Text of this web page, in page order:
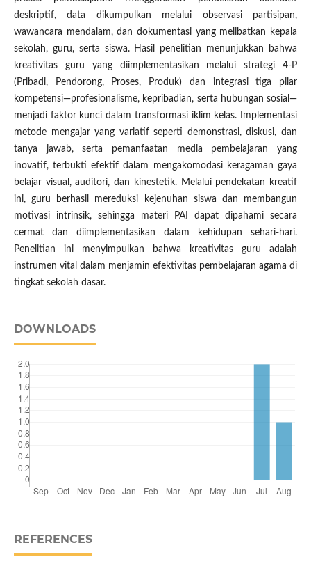
deskriptif, data dikumpulkan melalui observasi partisipan,
wawancara mendalam, dan dokumentasi yang melibatkan kepala
sekolah, guru, serta siswa. Hasil penelitian menunjukkan bahwa
kreativitas guru yang diimplementasikan melalui strategi 4-P
(Pribadi, Pendorong, Proses, Produk) dan integrasi tiga pilar
kompetensi—profesionalisme, kepribadian, serta hubungan sosial—
menjadi faktor kunci dalam transformasi iklim kelas. Implementasi
metode mengajar yang variatif seperti demonstrasi, diskusi, dan
tanya jawab, serta pemanfaatan media pembelajaran yang
inovatif, terbukti efektif dalam mengakomodasi keragaman gaya
belajar visual, auditori, dan kinestetik. Melalui pendekatan kreatif
ini, guru berhasil mereduksi kejenuhan siswa dan membangun
motivasi intrinsik, sehingga materi PAI dapat dipahami secara
cermat dan diimplementasikan dalam kehidupan sehari-hari.
Penelitian ini menyimpulkan bahwa kreativitas guru adalah
instrumen vital dalam menjamin efektivitas pembelajaran agama di
tingkat sekolah dasar.
DOWNLOADS
REFERENCES